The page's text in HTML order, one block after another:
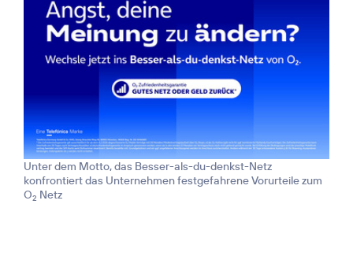
Unter dem Motto, das Besser-als-du-denkst-Netz
konfrontiert das Unternehmen festgefahrene Vorurteile zum
O2 Netz